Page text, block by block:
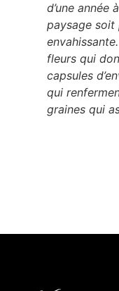
d’une année
paysage soit
fleurs qui
capsules
qui
graines qui